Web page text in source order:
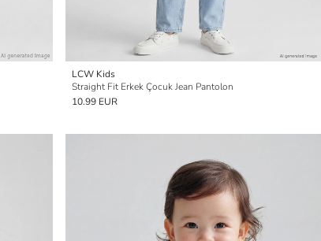
LCW Kids
Straight Fit Erkek Çocuk Jean Pantolon
10.99 EUR